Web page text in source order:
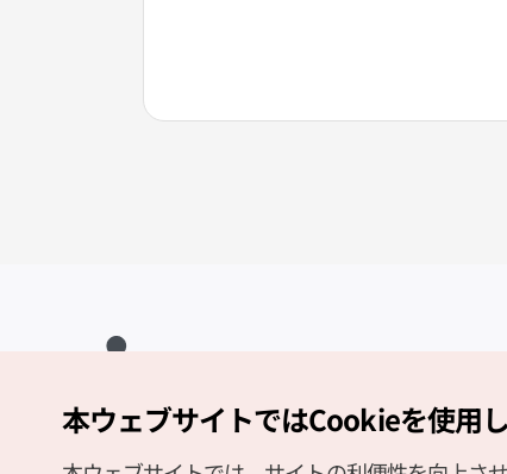
Copyright (c) Korea Tourism Organization All Rights Reserved.
サイトエラー報告
公式メール
本ウェブサイトではCookieを使用し